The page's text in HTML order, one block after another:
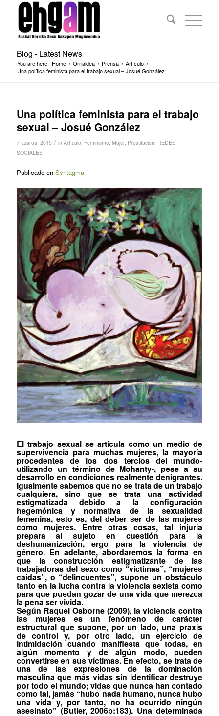
Blog - Latest News
You are here: Home / Orrialdea / Prensa / Artículo /
Una política feminista para el trabajo sexual – Josué González
Una política feminista para el trabajo
sexual – Josué González
7 azaroa, 2015 / in Artículo, Feminismo, Mujer, Prostitución, REDES
SOCIALES
Publicado enSyntagma
El trabajo sexual se articula como un medio de
supervivencia para muchas mujeres, la mayoría
procedentes de los dos tercios del mundo-
utilizando un término de Mohanty-, pese a su
desarrollo en condiciones realmente denigrantes.
Igualmente sabemos que no se trata de un trabajo
cualquiera, sino que se trata una actividad
estigmatizada debido a la configuración
hegemónica y normativa de la sexualidad
femenina, esto es, del deber ser de las mujeres
como mujeres. Entre otras cosas, tal injuria
prepara al sujeto en cuestión para la
deshumanización,ergo para la violencia de
género. En adelante, abordaremos la forma en
que la construcción estigmatizante de las
trabajadoras del sexo como “víctimas”, “mujeres
caídas”, o “delincuentes”, supone un obstáculo
tanto en la lucha contra la violencia sexista como
para que puedan gozar de una vida que merezca
la pena ser vivida.
Según Raquel Osborne (2009), la violencia contra
las mujeres es un fenómeno de carácter
estructuralque supone, por un lado, una praxis
de control y, por otro lado, un ejercicio de
intimidación cuando manifiesta que todas, en
algún momento y de algún modo, pueden
convertirse en sus víctimas. En efecto, se trata de
una de las expresiones de la dominación
masculina que más vidas sin identificar destruye
por todo el mundo; vidas que nunca han contado
como tal, jamás “hubo nada humano, nunca hubo
una vida y, por tanto, no ha ocurrido ningún
asesinato” (Butler, 2006b:183). Una determinada